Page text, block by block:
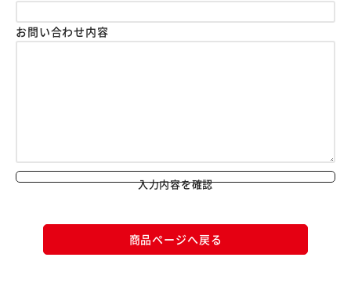
お問い合わせ内容
入力内容を確認
商品ページへ戻る